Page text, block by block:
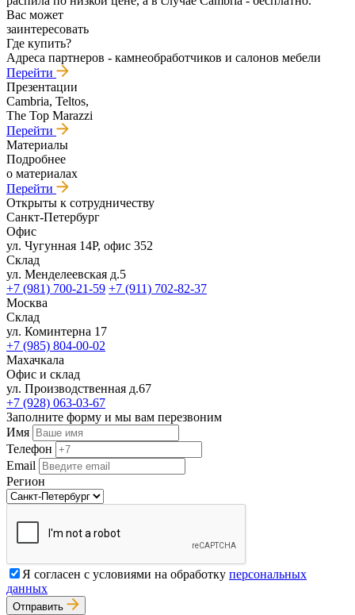
Вас может
заинтересовать
Где купить?
Адреса партнеров - камнеобработчиков и салонов мебели
Перейти
Презентации
Cambria, Teltos,
The Top Marazzi
Перейти
Материалы
Подробнее
о материалах
Перейти
Открыты к сотрудничеству
Санкт-Петербург
Офис
ул. Чугунная 14Р, офис 352
Склад
ул. Менделеевская д.5
+7 (981) 700-21-59 +7 (911) 702-82-37
Москва
Склад
ул. Коминтерна 17
+7 (985) 804-00-02
Махачкала
Офис и склад
ул. Производственная д.67
+7 (928) 063-03-67
Заполните форму и мы вам перезвоним
Имя
Телефон
Email
Регион
Я согласен с условиями на обработку персональных
данных
Отправить